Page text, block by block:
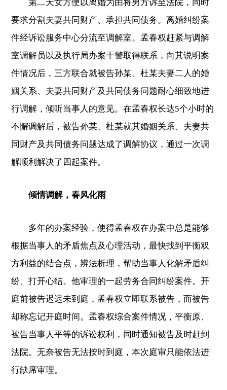
第二天女方便以离婚为由将男方诉至法院，同时
要求分割夫妻共同财产、承担共同债务。离婚纠纷案
件经诉讼服务中心分流至调解室。孟春权赶紧与调解
室调解员以及执行局办案干警取得联系，向其说明案
件情况后，三方联合就被告孙某、杜某夫妻二人的婚
姻关系、夫妻共同财产及共同债务问题耐心细致地进
行调解，倾听当事人的意见。在孟春权长达5个小时的
不懈调解后，被告孙某、杜某就其婚姻关系、夫妻共
同财产及共同债务问题达成了调解协议，通过一次调
解顺利解决了四起案件。
倾情调解，春风化雨
多年的办案经验，使得孟春权在办案中总是能够
根据当事人的矛盾焦点及心理活动，最快找到平衡双
方利益的结合点，辨法析理，帮助当事人化解矛盾纠
纷、打开心结。他审理的一起劳务合同纠纷案件。开
庭前被告迟迟未到庭，孟春权立即联系被告，而被告
却称忘记开庭时间。孟春权综合案件情况，平衡原、
被告当事人平等的诉讼权利，同时通知被告及时赶到
法院。无奈被告无法按时到庭，本次庭审只能依法进
行缺席审理。